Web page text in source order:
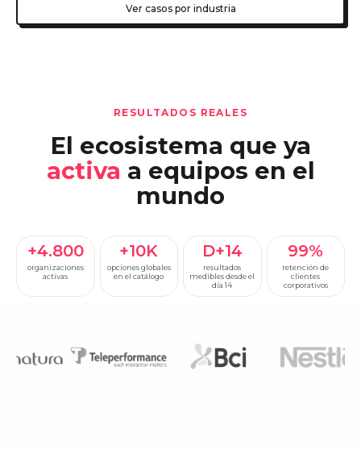
Ver casos por industria
RESULTADOS REALES
El ecosistema que ya
activa a equipos en el
mundo
+4.800
organizaciones
activas
+10K
opciones globales
en el catálogo
D+14
resultados
medibles desde el
día 14
99%
retención de
clientes
corporativos